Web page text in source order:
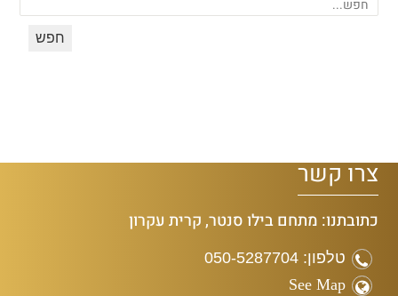
צרו קשר
כתובתנו: מתחם בילו סנטר, קרית עקרון
טלפון: 050-5287704
See Map